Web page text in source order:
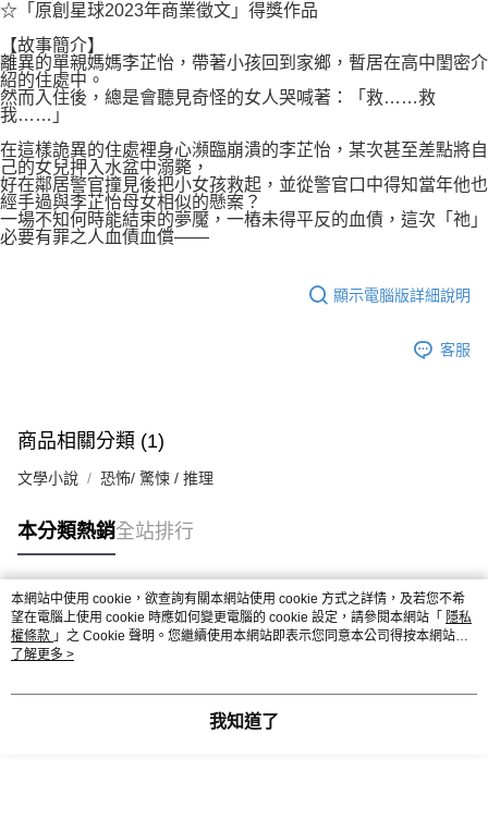
請求用戶進行身份認證。
恩沛科技股份有限公司將有權停止該用戶之使用額度並採取法律行動。
☆「原創星球2023年商業徵文」得獎作品
【故事簡介】
離異的單親媽媽李芷怡，帶著小孩回到家鄉，暫居在高中閨密介
紹的住處中。
然而入住後，總是會聽見奇怪的女人哭喊著：「救……救
我……」
在這樣詭異的住處裡身心瀕臨崩潰的李芷怡，某次甚至差點將自
己的女兒押入水盆中溺斃，
好在鄰居警官撞見後把小女孩救起，並從警官口中得知當年他也
經手過與李芷怡母女相似的懸案？
一場不知何時能結束的夢魘，一樁未得平反的血債，這次「祂」
必要有罪之人血債血償——
顯示電腦版詳細說明
客服
商品相關分類 (1)
文學小說 恐怖/ 驚悚 / 推理
本分類熱銷全站排行
熱門標籤
本網站中使用 cookie，欲查詢有關本網站使用 cookie 方式之詳情，及若您不希
望在電腦上使用 cookie 時應如何變更電腦的 cookie 設定，請參閱本網站「 隱私
權條款 」之 Cookie 聲明。您繼續使用本網站即表示您同意本公司得按本網站使
用條款之 Cookie 聲明使用 cookie。
了解更多 >
我知道了